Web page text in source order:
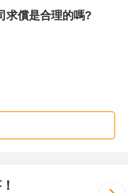
求償是合理的嗎?